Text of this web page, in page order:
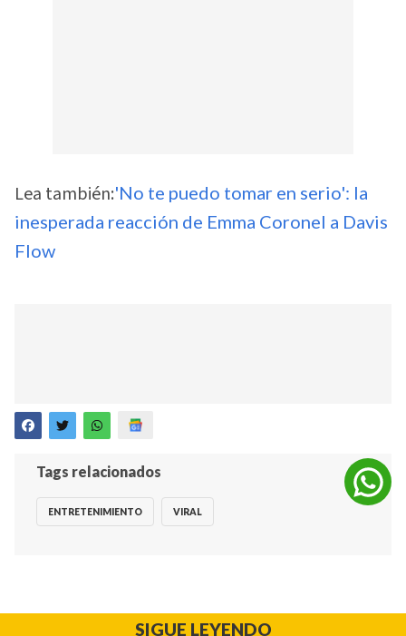
Lea también:'No te puedo tomar en serio': la
inesperada reacción de Emma Coronel a Davis
Flow
Tags relacionados
ENTRETENIMIENTO VIRAL
SIGUE LEYENDO